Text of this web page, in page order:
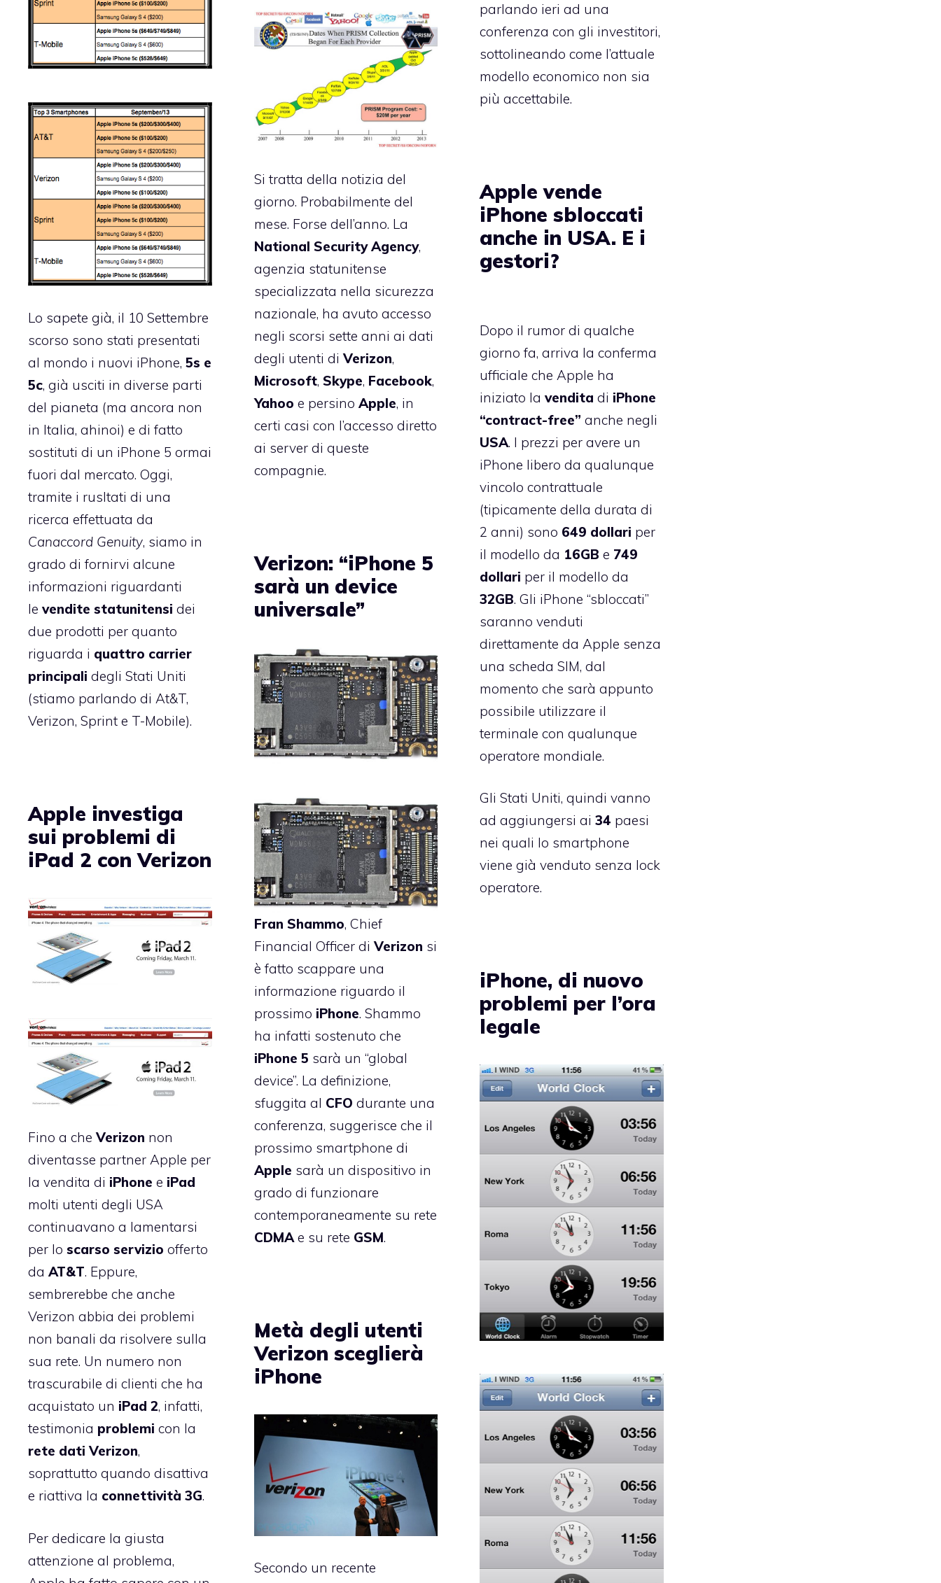
parlando ieri ad una
conferenza con gli investitori,
sottolineando come l’attuale
modello economico non sia
più accettabile.
Lo sapete già, il 10 Settembre
scorso sono stati presentati
al mondo i nuovi iPhone, 5s e
5c, già usciti in diverse parti
del pianeta (ma ancora non
in Italia, ahinoi) e di fatto
sostituti di un iPhone 5 ormai
fuori dal mercato. Oggi,
tramite i rusltati di una
ricerca effettuata da
Canaccord Genuity, siamo in
grado di fornirvi alcune
informazioni riguardanti
le vendite statunitensi dei
due prodotti per quanto
riguarda i quattro carrier
principali degli Stati Uniti
(stiamo parlando di At&T,
Verizon, Sprint e T-Mobile).
Si tratta della notizia del
giorno. Probabilmente del
mese. Forse dell’anno. La
National Security Agency,
agenzia statunitense
specializzata nella sicurezza
nazionale, ha avuto accesso
negli scorsi sette anni ai dati
degli utenti diVerizon,
Microsoft, Skype, Facebook,
Yahoo e persino Apple, in
certi casi con l’accesso diretto
ai server di queste
compagnie.
Apple vende
iPhone sbloccati
anche in USA. E i
gestori?
Dopo il rumor di qualche
giorno fa, arriva la conferma
ufficiale che Apple ha
iniziato lavendita di iPhone
“contract-free” anche negli
USA. I prezzi per avere un
iPhone libero da qualunque
vincolo contrattuale
(tipicamente della durata di
2 anni) sono 649 dollari per
il modello da 16GB e 749
dollari per il modello da
32GB. Gli iPhone “sbloccati”
saranno venduti
direttamente da Apple senza
una scheda SIM, dal
momento che sarà appunto
possibile utilizzare il
terminale con qualunque
operatore mondiale.
Gli Stati Uniti, quindi vanno
ad aggiungersi ai34 paesi
nei quali lo smartphone
viene già venduto senza lock
operatore.
Verizon: “iPhone 5
sarà un device
universale”
Fran Shammo, Chief
Financial Officer diVerizon si
è fatto scappare una
informazione riguardo il
prossimo iPhone. Shammo
ha infatti sostenuto che
iPhone 5 sarà un “global
device”. La definizione,
sfuggita al CFO durante una
conferenza, suggerisce che il
prossimo smartphone di
Apple sarà un dispositivo in
grado di funzionare
contemporaneamente su rete
CDMAe su rete GSM.
Apple investiga
sui problemi di
iPad 2 con Verizon
Fino a cheVerizon non
diventasse partner Apple per
la vendita di iPhone e iPad
molti utenti degli USA
continuavano a lamentarsi
per lo scarso servizio offerto
da AT&T. Eppure,
sembrerebbe che anche
Verizon abbia dei problemi
non banali da risolvere sulla
sua rete. Un numero non
trascurabile di clienti che ha
acquistato un iPad 2, infatti,
testimonia problemi con la
rete dati Verizon,
soprattutto quando disattiva
e riattiva la connettività 3G.
Per dedicare la giusta
attenzione al problema,
iPhone, di nuovo
problemi per l’ora
legale
Metà degli utenti
Verizon sceglierà
iPhone
Secondo un recente